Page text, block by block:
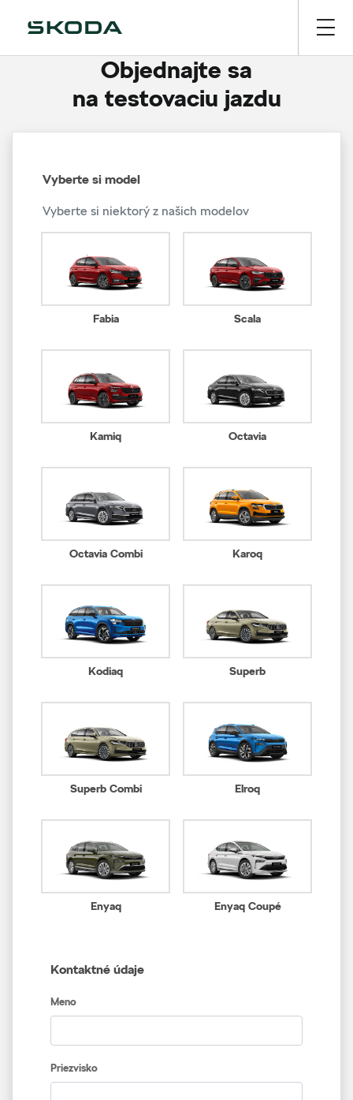
Objednajte sa
na testovaciu jazdu
Vyberte si model
Vyberte si niektorý z našich modelov
Fabia Scala
Kamiq Octavia
Octavia Combi Karoq
Kodiaq Superb
Superb Combi Elroq
Enyaq Enyaq Coupé
Kontaktné údaje
Meno
Priezvisko